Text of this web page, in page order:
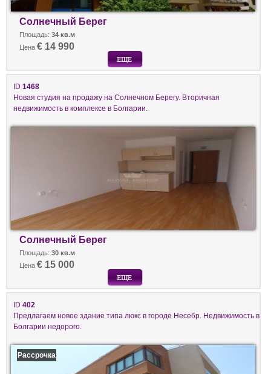
Солнечный Берег
Площадь: 34 кв.м
Цена € 14 990
ID 1468
Новая студия на продажу на Солнечном Берегу. Вторичная
недвижимость в комплексе в Болгарии.
Солнечный Берег
Площадь: 30 кв.м
Цена € 15 000
ID 402
Предлагаем новое здание типа люкс в городе Несебр. Недвижимость в
Болгарии недорого.
Рассрочка